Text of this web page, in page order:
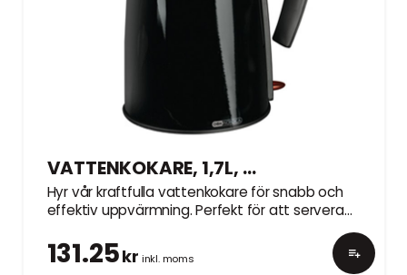
VATTENKOKARE, 1,7L, 2200 W
Hyr vår kraftfulla vattenkokare för snabb och
effektiv uppvärmning. Perfekt för att servera
131.25kr inkl. moms